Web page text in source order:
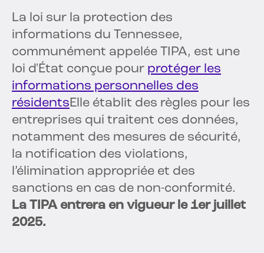
La loi sur la protection des
informations du Tennessee,
communément appelée TIPA, est une
loi d'État conçue pour protéger les
informations personnelles des
résidentsElle établit des règles pour les
entreprises qui traitent ces données,
notamment des mesures de sécurité,
la notification des violations,
l’élimination appropriée et des
sanctions en cas de non-conformité.
La TIPA entrera en vigueur le 1er juillet
2025.